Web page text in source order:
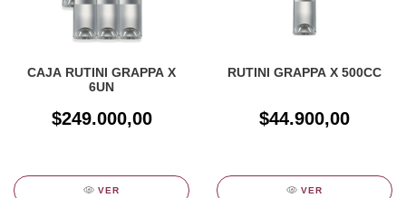
CAJA RUTINI GRAPPA X
6UN
$249.000,00
VER
RUTINI GRAPPA X 500CC
$44.900,00
VER